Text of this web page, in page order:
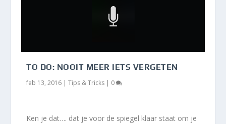
TO DO: NOOIT MEER IETS VERGETEN
feb 13, 2016 |Tips & Tricks | 0
Ken je dat…. dat je voor de spiegel klaar staat om je